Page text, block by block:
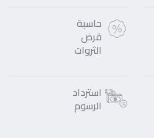
حاسبة
قرض
الثروات
استرداد
الرسوم